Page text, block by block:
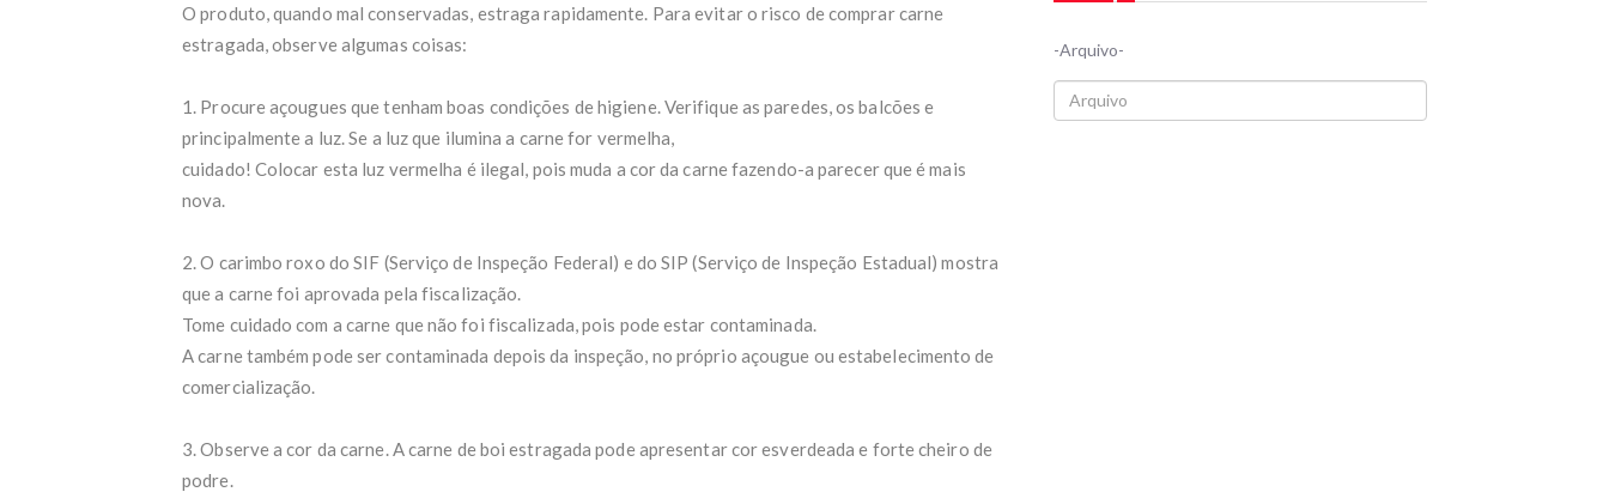
O produto, quando mal conservadas, estraga rapidamente. Para evitar o risco de comprar carne
estragada, observe algumas coisas:
1. Procure açougues que tenham boas condições de higiene. Verifique as paredes, os balcões e
principalmente a luz. Se a luz que ilumina a carne for vermelha,
cuidado! Colocar esta luz vermelha é ilegal, pois muda a cor da carne fazendo-a parecer que é mais
nova.
2. O carimbo roxo do SIF (Serviço de Inspeção Federal) e do SIP (Serviço de Inspeção Estadual) mostra
que a carne foi aprovada pela fiscalização.
Tome cuidado com a carne que não foi fiscalizada, pois pode estar contaminada.
A carne também pode ser contaminada depois da inspeção, no próprio açougue ou estabelecimento de
comercialização.
3. Observe a cor da carne. A carne de boi estragada pode apresentar cor esverdeada e forte cheiro de
podre.
-Arquivo-